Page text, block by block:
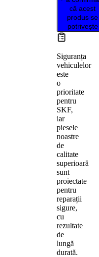
că acest
produs se
potrivește
Siguranța
vehiculelor
este
o
prioritate
pentru
SKF,
iar
piesele
noastre
de
calitate
superioară
sunt
proiectate
pentru
reparații
sigure,
cu
rezultate
de
lungă
durată.